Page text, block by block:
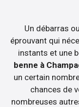
Un débarras
éprouvant qui
instants et une
benne à
un certain
chances de
nombreuses